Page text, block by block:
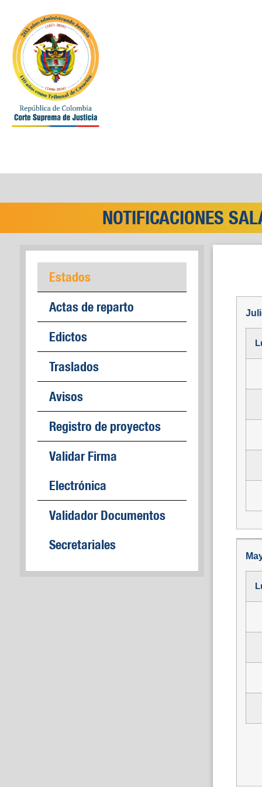
NOTIFICACIONES
Estados
Actas de reparto
Edictos
Traslados
Avisos
Registro de proyectos
Validar Firma
Electrónica
Validador Documentos
Secretariales